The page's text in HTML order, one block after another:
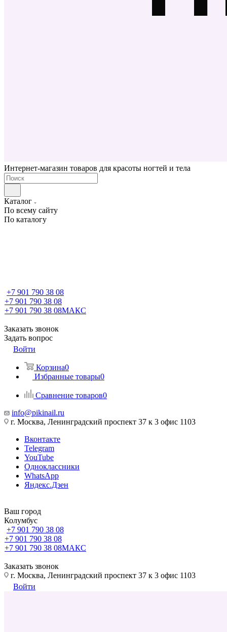
Интернет-магазин товаров для красоты ногтей и тела
Каталог
По всему сайту
По каталогу
+7 901 790 38 08
+7 901 790 38 08
+7 901 790 38 08МАКС
Заказать звонок
Задать вопрос
Войти
Корзина0
Избранные товары0
Сравнение товаров0
info@pikinail.ru
г. Москва, Ленинградский проспект 37 к 3 офис 1103
Вконтакте
Telegram
YouTube
Одноклассники
WhatsApp
Яндекс.Дзен
Ваш город
Колумбус
+7 901 790 38 08
+7 901 790 38 08
+7 901 790 38 08МАКС
Заказать звонок
г. Москва, Ленинградский проспект 37 к 3 офис 1103
Войти